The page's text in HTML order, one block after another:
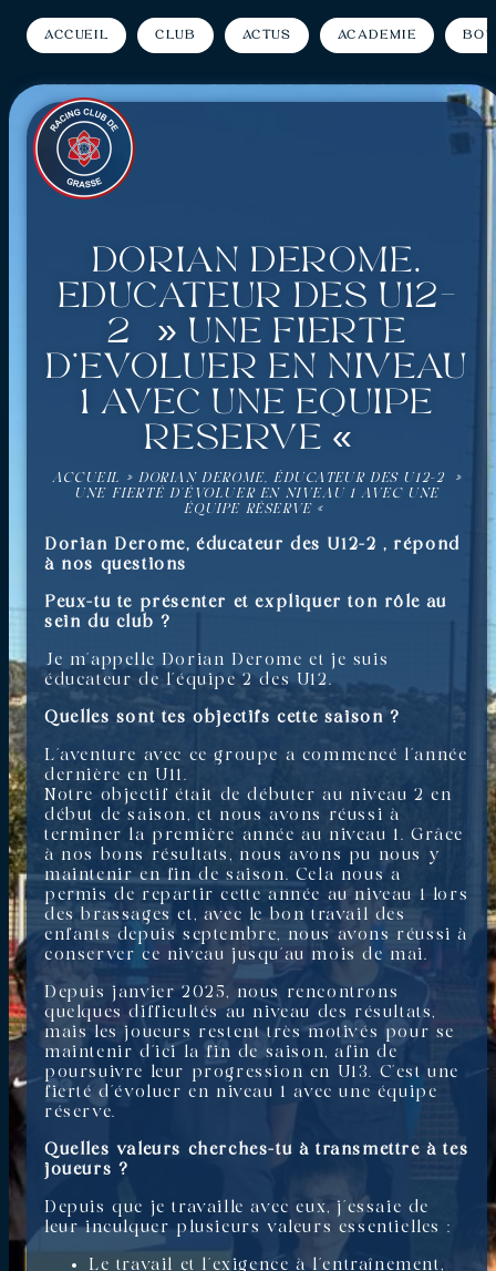
Accueil Club Actus Académie
Dorian Derome,
éducateur des U12-
2 » Une fierté
d’évoluer en niveau
1 avec une équipe
réserve «
ACCUEIL » DORIAN DEROME, ÉDUCATEUR DES U12-2 »
UNE FIERTÉ D’ÉVOLUER EN NIVEAU 1 AVEC UNE
ÉQUIPE RÉSERVE «
Dorian Derome, éducateur des U12-2 , répond
à nos questions
Peux-tu te présenter et expliquer ton rôle au
sein du club ?
Je m’appelle Dorian Derome et je suis
éducateur de l’équipe 2 des U12.
Quelles sont tes objectifs cette saison ?
L’aventure avec ce groupe a commencé l’année
dernière en U11.
Notre objectif était de débuter au niveau 2 en
début de saison, et nous avons réussi à
terminer la première année au niveau 1. Grâce
à nos bons résultats, nous avons pu nous y
maintenir en fin de saison. Cela nous a
permis de repartir cette année au niveau 1 lors
des brassages et, avec le bon travail des
enfants depuis septembre, nous avons réussi à
conserver ce niveau jusqu’au mois de mai.
Depuis janvier 2025, nous rencontrons
quelques difficultés au niveau des résultats,
mais les joueurs restent très motivés pour se
maintenir d’ici la fin de saison, afin de
poursuivre leur progression en U13. C’est une
fierté d’évoluer en niveau 1 avec une équipe
réserve.
Quelles valeurs cherches-tu à transmettre à tes
joueurs ?
Depuis que je travaille avec eux, j’essaie de
leur inculquer plusieurs valeurs essentielles :
Le travail et l’exigence à l’entraînement,